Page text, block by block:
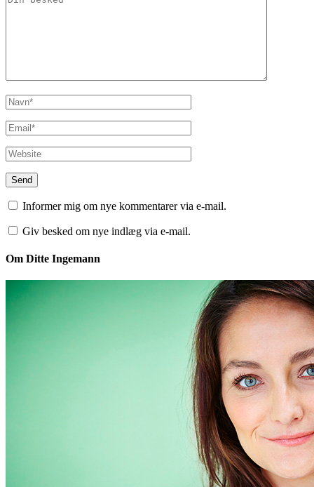
Informer mig om nye kommentarer via e-mail.
Giv besked om nye indlæg via e-mail.
Om Ditte Ingemann